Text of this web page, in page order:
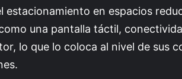
estacionamiento en espacios
una pantalla táctil,
lo que lo coloca al nivel de sus